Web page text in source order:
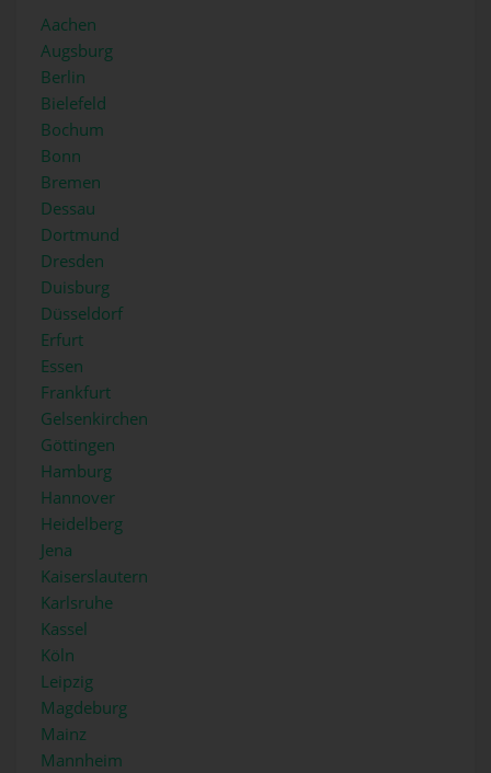
Aachen
Augsburg
Berlin
Bielefeld
Bochum
Bonn
Bremen
Dessau
Dortmund
Dresden
Duisburg
Düsseldorf
Erfurt
Essen
Frankfurt
Gelsenkirchen
Göttingen
Hamburg
Hannover
Heidelberg
Jena
Kaiserslautern
Karlsruhe
Kassel
Köln
Leipzig
Magdeburg
Mainz
Mannheim